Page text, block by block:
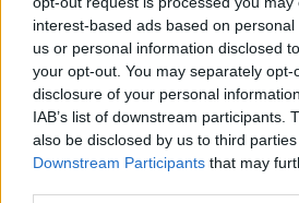
interest-based ads based on
us or personal information disclosed
your opt-out. You may separately
disclosure of your personal
IAB’s list of downstream participants.
also be disclosed by us to third
Downstream Participants that may
täsmävahvistus Leijonien heikolle
Lue myös:Ruotsi saa
Karlsson tulossa mukaan!